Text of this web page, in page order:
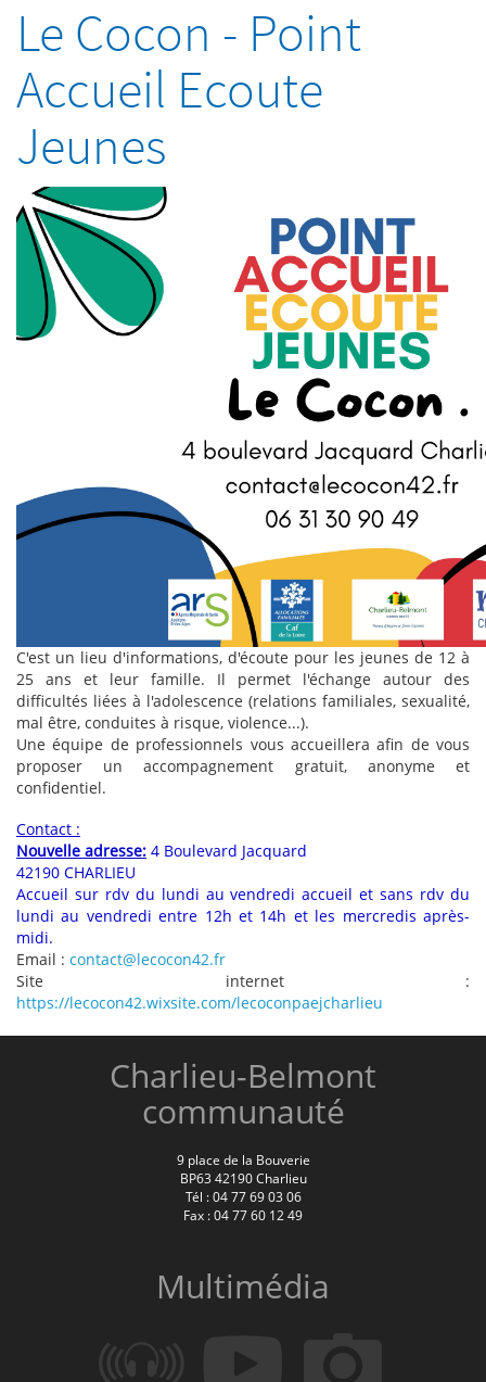
Le Cocon - Point
Accueil Ecoute
Jeunes
C'est un lieu d'informations, d'écoute pour les jeunes de 12 à
25 ans et leur famille. Il permet l'échange autour des
difficultés liées à l'adolescence (relations familiales, sexualité,
mal être, conduites à risque, violence...).
Une équipe de professionnels vous accueillera afin de vous
proposer un accompagnement gratuit, anonyme et
confidentiel.
Contact :
Nouvelle adresse: 4 Boulevard Jacquard
42190 CHARLIEU
Accueil sur rdv du lundi au vendredi accueil et sans rdv du
lundi au vendredi entre 12h et 14h et les mercredis après-
midi.
Email : contact@lecocon42.fr
Site internet :
https://lecocon42.wixsite.com/lecoconpaejcharlieu
Charlieu-Belmont
communauté
9 place de la Bouverie
BP63 42190 Charlieu
Tél : 04 77 69 03 06
Fax : 04 77 60 12 49
Multimédia